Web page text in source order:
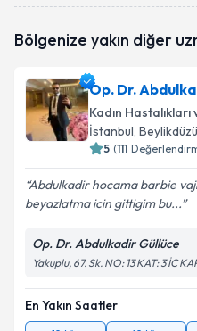
Bölgenize yakın diğer
Op. Dr.
Kadın
İstanbul, Beylikdüzü
5 (111
Abdulkadir hocama barbie
beyazlatma icin gittigim bu...
Op. Dr. Abdulkadir Güllüce
Yakuplu, 67. Sk. NO: 13 KAT: 3 İC
En Yakın Saatler